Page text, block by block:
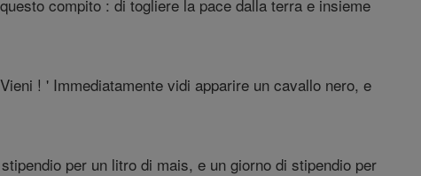
compito : di togliere la pace dalla terra e insieme
! ' Immediatamente vidi apparire un cavallo nero, e
per un litro di mais, e un giorno di stipendio per